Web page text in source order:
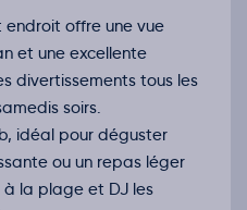
endroit offre une vue
et une excellente
divertissements tous les
soirs.
idéal pour déguster
ou un repas léger
la plage et DJ les